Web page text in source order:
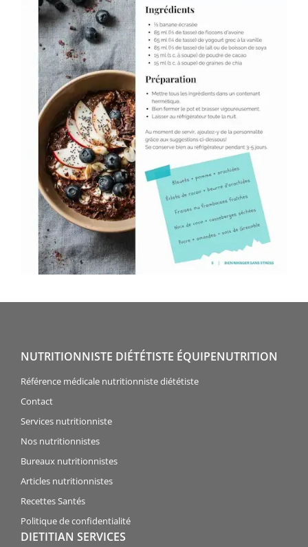
NUTRITIONNISTE DIÉTÉTISTE ÉQUIPENUTRITION
Référence médicale nutritionniste diététiste
Contact
Services nutritionniste
Nos nutritionnistes
Bureaux nutritionnistes
Articles nutritionnistes
Recettes Santés
Politique de confidentialité
DIETITIAN SERVICES